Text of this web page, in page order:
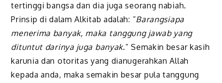
tertinggi bangsa dan dia juga seorang nabiah.
Prinsip di dalam Alkitab adalah: ”Barangsiapa
menerima banyak, maka tanggung jawab yang
dituntut darinya juga banyak.” Semakin besar kasih
karunia dan otoritas yang dianugerahkan Allah
kepada anda, maka semakin besar pula tanggung